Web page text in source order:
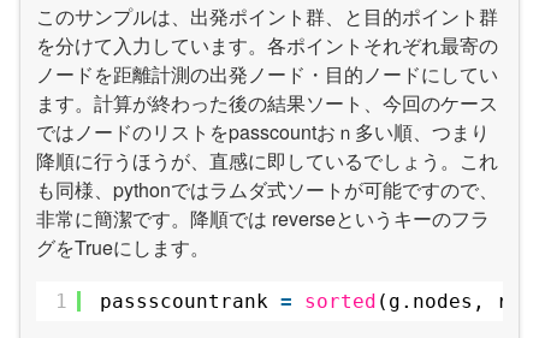
このサンプルは、出発ポイント群、と目的ポイント群
を分けて入力しています。各ポイントそれぞれ最寄の
ノードを距離計測の出発ノード・目的ノードにしてい
ます。計算が終わった後の結果ソート、今回のケース
ではノードのリストをpasscountおｎ多い順、つまり
降順に行うほうが、直感に即しているでしょう。これ
も同様、pythonではラムダ式ソートが可能ですので、
非常に簡潔です。降順では reverseというキーのフラ
グをTrueにします。
1 passscountrank = sorted (g.nodes,